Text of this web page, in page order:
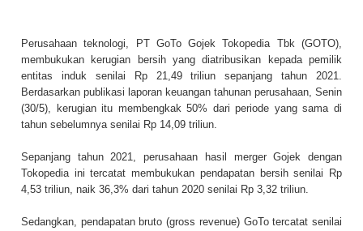
Perusahaan teknologi, PT GoTo Gojek Tokopedia Tbk (GOTO),
membukukan kerugian bersih yang diatribusikan kepada pemilik
entitas induk senilai Rp 21,49 triliun sepanjang tahun 2021.
Berdasarkan publikasi laporan keuangan tahunan perusahaan, Senin
(30/5), kerugian itu membengkak 50% dari periode yang sama di
tahun sebelumnya senilai Rp 14,09 triliun.
Sepanjang tahun 2021, perusahaan hasil merger Gojek dengan
Tokopedia ini tercatat membukukan pendapatan bersih senilai Rp
4,53 triliun, naik 36,3% dari tahun 2020 senilai Rp 3,32 triliun.
Sedangkan, pendapatan bruto (gross revenue) GoTo tercatat senilai